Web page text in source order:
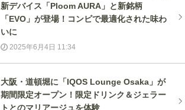
新デバイス「Ploom AURA」と新銘柄
「EVO」が登場！コンビで最適化された味わ
いに
2025年6月4日 11:34
大阪・道頓堀に「IQOS Lounge Osaka」が
期間限定オープン！限定ドリンク＆ジェラー
トとのマリアージュを体験